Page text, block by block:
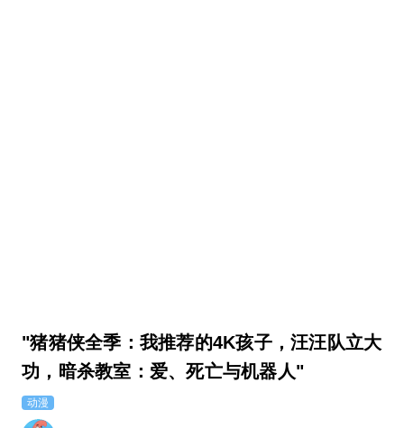
"猪猪侠全季：我推荐的4K孩子，汪汪队立大
功，暗杀教室：爱、死亡与机器人"
动漫